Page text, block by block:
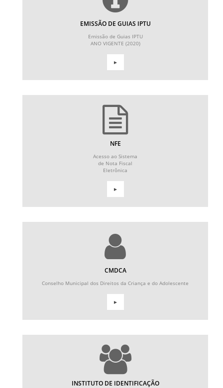
EMISSÃO DE GUIAS IPTU
Emissão de Guias IPTU
ANO VIGENTE (2020)
►
NFE
Acesso ao Sistema
de Nota Fiscal
Eletrônica
►
CMDCA
Conselho Municipal dos Direitos da Criança e do Adolescente
►
INSTITUTO DE IDENTIFICAÇÃO